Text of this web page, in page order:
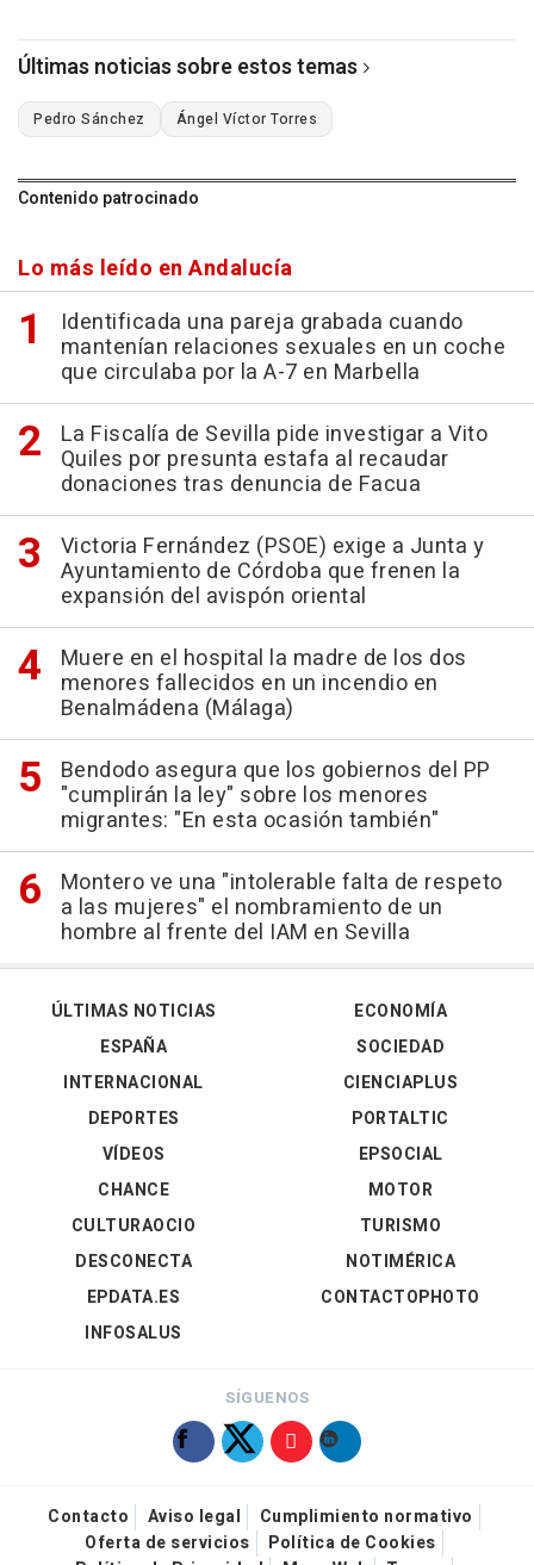
Últimas noticias sobre estos temas
Pedro Sánchez Ángel Víctor Torres
Contenido patrocinado
Lo más leído en Andalucía
Identificada una pareja grabada cuando
mantenían relaciones sexuales en un coche
que circulaba por la A-7 en Marbella
La Fiscalía de Sevilla pide investigar a Vito
Quiles por presunta estafa al recaudar
donaciones tras denuncia de Facua
Victoria Fernández (PSOE) exige a Junta y
Ayuntamiento de Córdoba que frenen la
expansión del avispón oriental
Muere en el hospital la madre de los dos
menores fallecidos en un incendio en
Benalmádena (Málaga)
Bendodo asegura que los gobiernos del PP
"cumplirán la ley" sobre los menores
migrantes: "En esta ocasión también"
Montero ve una "intolerable falta de respeto
a las mujeres" el nombramiento de un
hombre al frente del IAM en Sevilla
ÚLTIMAS NOTICIAS
ESPAÑA
INTERNACIONAL
DEPORTES
VÍDEOS
ECONOMÍA
SOCIEDAD
CIENCIAPLUS
PORTALTIC
EPSOCIAL
CHANCE
CULTURAOCIO
DESCONECTA
EPDATA.ES
INFOSALUS
MOTOR
TURISMO
NOTIMÉRICA
CONTACTOPHOTO
SÍGUENOS
Contacto Aviso legal
Cumplimiento normativo
Oferta de servicios
Política de Cookies